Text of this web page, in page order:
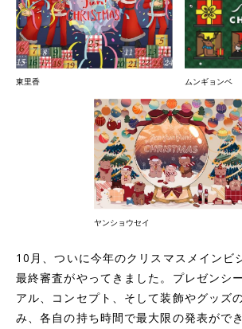
東里香 ムンギョンベ
ヤンショウセイ
10月、ついに今年のクリスマスメインビ
最終審査がやってきました。プレゼンシ
アル、コンセプト、そして装飾やグッズ
み、各自の持ち時間で最大限の発表がで